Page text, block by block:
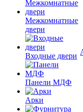
Межкомнатные
двери
Входные двери
Панели МДФ
Арки